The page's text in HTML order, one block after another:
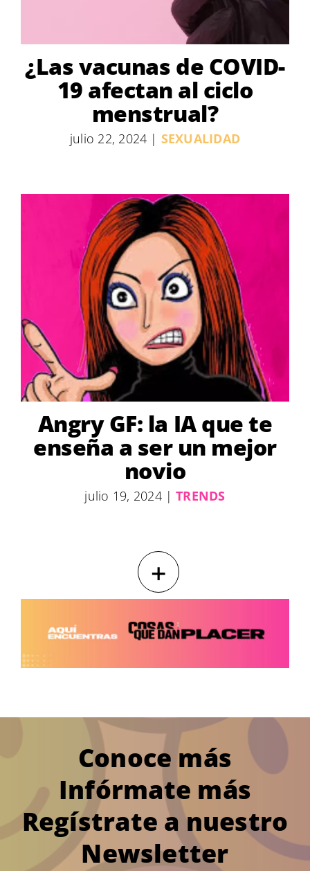
¿Las vacunas de COVID-
19 afectan al ciclo
menstrual?
julio 22, 2024 | SEXUALIDAD
Angry GF: la IA que te
enseña a ser un mejor
novio
julio 19, 2024 | TRENDS
+
Conoce más
Infórmate más
Regístrate a nuestro
Newsletter